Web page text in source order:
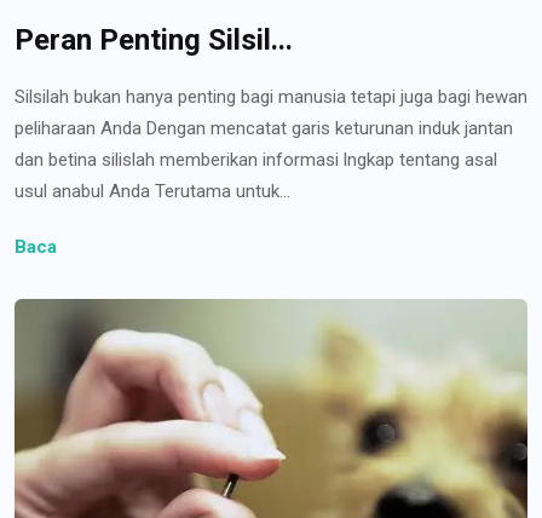
Peran Penting Silsil...
Silsilah bukan hanya penting bagi manusia tetapi juga bagi hewan
peliharaan Anda Dengan mencatat garis keturunan induk jantan
dan betina silislah memberikan informasi lngkap tentang asal
usul anabul Anda Terutama untuk...
Baca